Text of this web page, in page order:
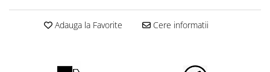
Accesorii
Adauga la Favorite Cere informatii